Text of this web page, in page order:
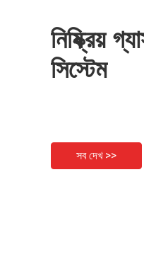
নিষ্ক্রিয়
সিস্টেম
সব দেখ >>